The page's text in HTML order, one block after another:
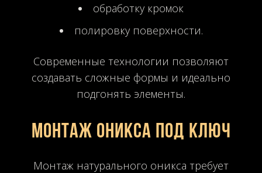
обработку кромок
полировку поверхности.
Современные технологии позволяют
создавать сложные формы и идеально
подгонять элементы.
Монтаж оникса под ключ
Монтаж натурального оникса требует